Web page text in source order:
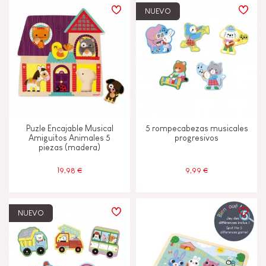
Tocar, mirar y escuchar
CARACTERÍSTICAS
Campanilla o cascabel
Musical / Sonido
Pintura al agua
EDADES
Puzle Encajable Musical
Amiguitos Animales 5
piezas (madera)
19,98 €
NUEVO
5 rompecabezas musicales
progresivos
9,99 €
NUEVO